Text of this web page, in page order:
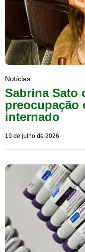
Notícias
Sabrina Sato
preocupação
internado
19 de julho de 2026